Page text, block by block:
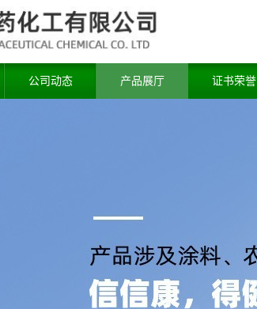
公司动态 产品展厅 证书荣誉